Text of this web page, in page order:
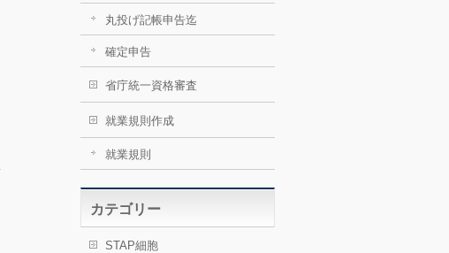
丸投げ記帳申告迄
確定申告
省庁統一資格審査
就業規則作成
就業規則
カテゴリー
STAP細胞